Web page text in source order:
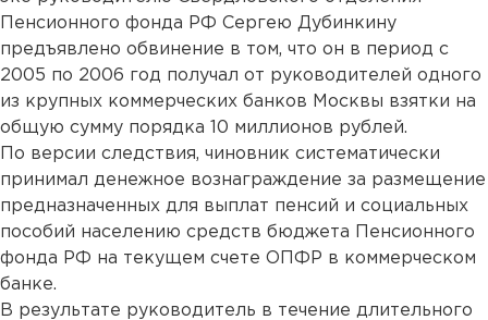
Пенсионного фонда РФ Сергею Дубинкину
предъявлено обвинение в том, что он в период с
2005 по 2006 год получал от руководителей одного
из крупных коммерческих банков Москвы взятки на
общую сумму порядка 10 миллионов рублей.
По версии следствия, чиновник систематически
принимал денежное вознаграждение за размещение
предназначенных для выплат пенсий и социальных
пособий населению средств бюджета Пенсионного
фонда РФ на текущем счете ОПФР в коммерческом
банке.
В результате руководитель в течение длительного